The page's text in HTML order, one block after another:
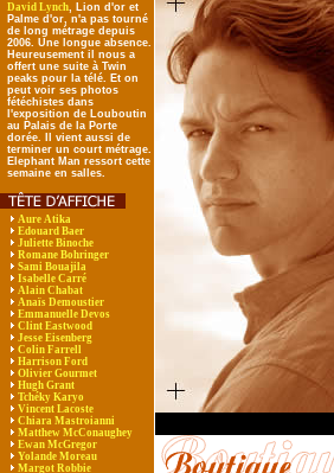
David Lynch, Lion d'or et
Palme d'or, n'a pas tourné
de long métrage depuis
2006. Une longue absence.
Heureusement il nous a
offert une suite à Twin
peaks pour la télé. Et on
peut voir ses photos
fétéchistes dans
l'exposition de Louboutin
au Palais de la Porte
dorée. Il vient aussi de
terminer un court métrage.
Elephant Man ressort cette
semaine en salles.
Aure Atika
Edouard Baer
Juliette Binoche
Romane Bohringer
Sami Bouajila
Isabelle Carré
Alain Chabat
Anaïs Demoustier
Emmanuelle Devos
Clint Eastwood
Jesse Eisenberg
Colin Farrell
Harrison Ford
Olivier Gourmet
Hugh Grant
Tchéky Karyo
Vincent Lacoste
Chiara Mastroianni
Matthew McConaughey
Ewan McGregor
Yolande Moreau
Margot Robbie